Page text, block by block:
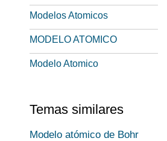
Modelos Atomicos
MODELO ATOMICO
Modelo Atomico
Temas similares
Modelo atómico de Bohr